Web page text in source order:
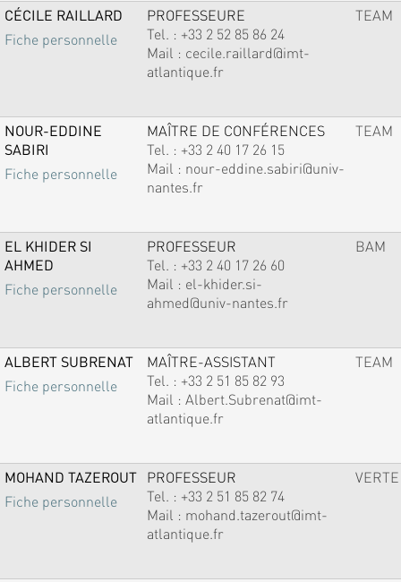
CÉCILE RAILLARD
Fiche personnelle
PROFESSEURE
Tel. : +33 2 52 85 86 24
Mail : cecile.raillard@imt-
atlantique.fr
TEAM
NOUR-EDDINE
SABIRI
Fiche personnelle
MAÎTRE DE CONFÉRENCES
Tel. : +33 2 40 17 26 15
Mail : nour-eddine.sabiri@univ-
nantes.fr
TEAM
EL KHIDER SI
AHMED
Fiche personnelle
PROFESSEUR
Tel. : +33 2 40 17 26 60
Mail : el-khider.si-
ahmed@univ-nantes.fr
BAM
ALBERT SUBRENAT
Fiche personnelle
MAÎTRE-ASSISTANT
Tel. : +33 2 51 85 82 93
Mail : Albert.Subrenat@imt-
atlantique.fr
TEAM
MOHAND TAZEROUT
Fiche personnelle
PROFESSEUR
Tel. : +33 2 51 85 82 74
Mail : mohand.tazerout@imt-
atlantique.fr
VERTE